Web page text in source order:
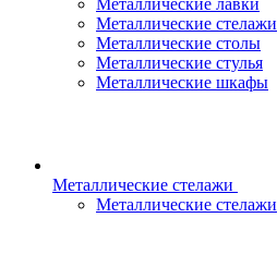
Металлические лавки
Металлические стелажи
Металлические столы
Металлические стулья
Металлические шкафы
Металлические стелажи
Металлические стелажи